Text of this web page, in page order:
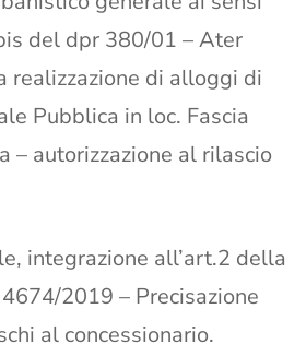
del dpr 380/01 – Ater
realizzazione di alloggi di
Pubblica in loc. Fascia
– autorizzazione al rilascio
integrazione all’art.2 della
2019 – Precisazione
al concessionario.